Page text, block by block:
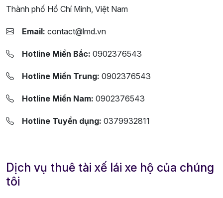
Thành phố Hồ Chí Minh, Việt Nam
Email: contact@lmd.vn
Hotline Miền Bắc: 0902376543
Hotline Miền Trung: 0902376543
Hotline Miền Nam: 0902376543
Hotline Tuyển dụng: 0379932811
Dịch vụ thuê tài xế lái xe hộ của chúng
tôi